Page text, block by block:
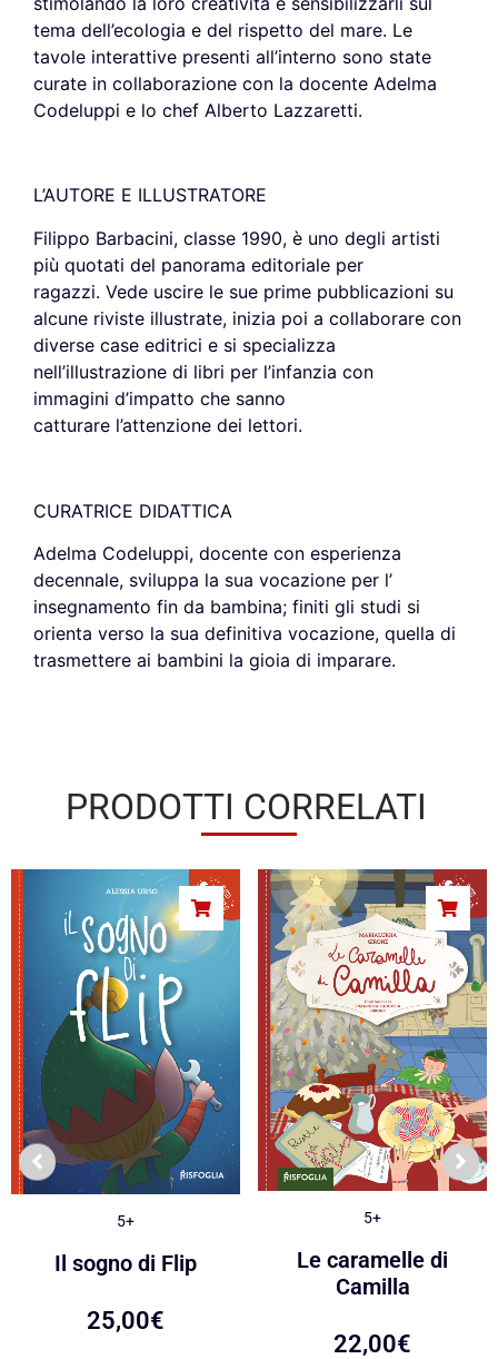
tema dell’ecologia e del rispetto del mare. Le
tavole interattive presenti all’interno sono state
curate in collaborazione con la docente Adelma
Codeluppi e lo chef Alberto Lazzaretti.
L’AUTORE E ILLUSTRATORE
Filippo Barbacini, classe 1990, è uno degli artisti
più quotati del panorama editoriale per
ragazzi. Vede uscire le sue prime pubblicazioni su
alcune riviste illustrate, inizia poi a collaborare con
diverse case editrici e si specializza
nell’illustrazione di libri per l’infanzia con
immagini d’impatto che sanno
catturare l’attenzione dei lettori.
CURATRICE DIDATTICA
Adelma Codeluppi, docente con esperienza
decennale, sviluppa la sua vocazione per l’
insegnamento fin da bambina; finiti gli studi si
orienta verso la sua definitiva vocazione, quella di
trasmettere ai bambini la gioia di imparare.
PRODOTTI CORRELATI
5+
Il sogno di Flip
25,00€
5+
Le caramelle di
Camilla
22,00€